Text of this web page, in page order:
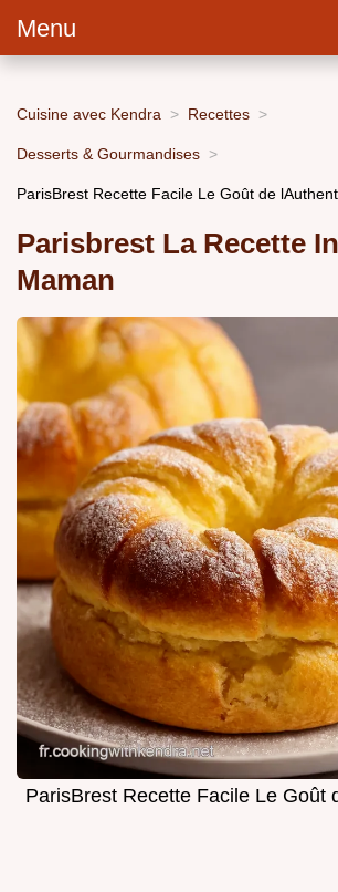
Menu
Cuisine avec Kendra Recettes
Desserts & Gourmandises
ParisBrest Recette Facile Le Goût de
Parisbrest La Recette
Maman
ParisBrest Recette Facile Le Goût